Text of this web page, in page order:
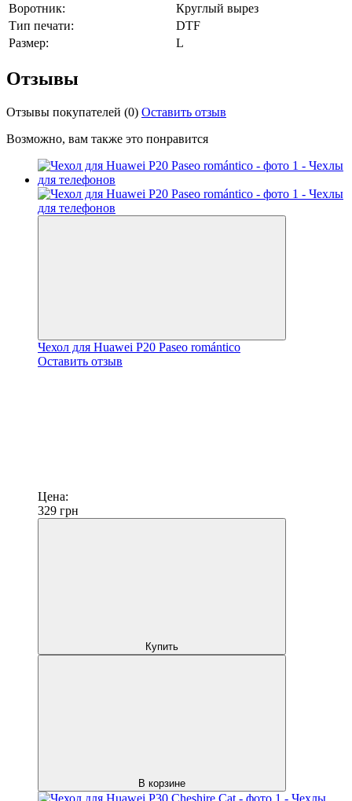
Воротник:
Круглый вырез
Тип печати:
DTF
Размер:
L
Отзывы
Отзывы покупателей (0) Оставить отзыв
Возможно, вам также это понравится
Чехол для Huawei P20 Paseo romántico
Оставить отзыв
Цена:
329 грн
Купить
В корзине